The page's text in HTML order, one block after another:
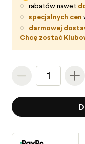
rabatów nawet
specjalnych cen
darmowej
Chcę zostać
1